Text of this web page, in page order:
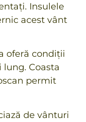
Insulele
acest vânt
oferă condiții
Coasta
permit
de vânturi